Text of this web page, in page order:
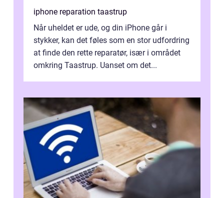
iphone reparation taastrup
Når uheldet er ude, og din iPhone går i
stykker, kan det føles som en stor udfordring
at finde den rette reparatør, især i området
omkring Taastrup. Uanset om det...